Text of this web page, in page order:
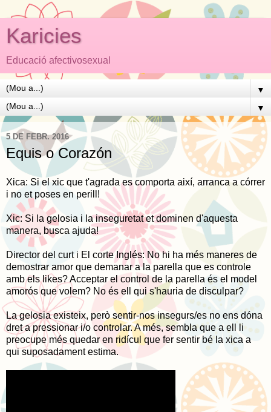
Karicies
Educació afectivosexual
▼
▼
5 DE FEBR. 2016
Equis o Corazón
Xica: Si el xic que t'agrada es comporta així, arranca a córrer
i no et poses en perill!
Xic: Si la gelosia i la inseguretat et dominen d'aquesta
manera, busca ajuda!
Director del curt i El corte Inglés: No hi ha més maneres de
demostrar amor que demanar a la parella que es controle
amb els likes? Acceptar el control de la parella és el model
amorós que volem? No és ell qui s'hauria de disculpar?
La gelosia existeix, però sentir-nos insegurs/es no ens dóna
dret a pressionar i/o controlar. A més, sembla que a ell li
preocupe més quedar en ridícul que fer sentir bé la xica a
qui suposadament estima.